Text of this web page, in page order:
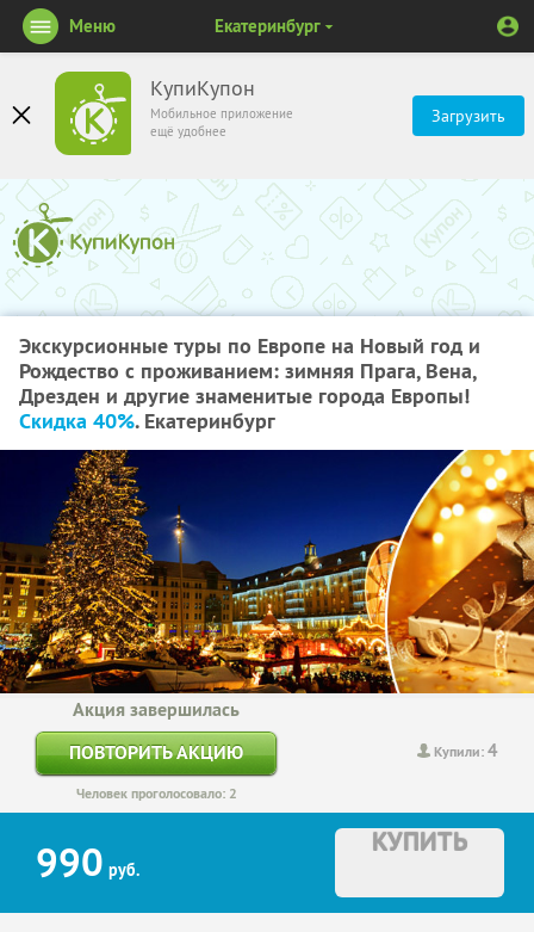
КупиКупон
Мобильное приложение
ещё удобнее
Загрузить
Меню Екатеринбург
Экскурсионные туры по Европе на Новый год и
Рождество с проживанием: зимняя Прага, Вена,
Дрезден и другие знаменитые города Европы!
Скидка 40%. Екатеринбург
Купили:4
Акция завершилась
ПОВТОРИТЬ АКЦИЮ
Человек проголосовало: 2
990 руб.
КУПИТЬ